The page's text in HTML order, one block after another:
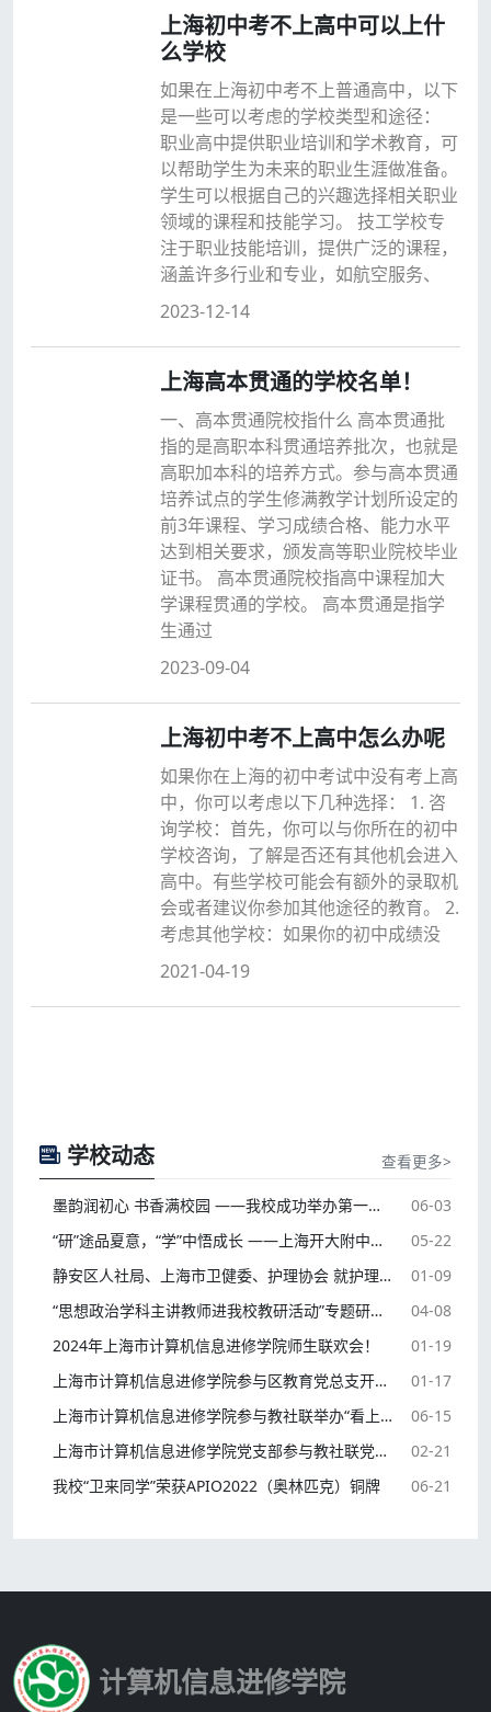
上海初中考不上高中可以上什
么学校
如果在上海初中考不上普通高中，以下
是一些可以考虑的学校类型和途径：
职业高中提供职业培训和学术教育，可
以帮助学生为未来的职业生涯做准备。
学生可以根据自己的兴趣选择相关职业
领域的课程和技能学习。 技工学校专
注于职业技能培训，提供广泛的课程，
涵盖许多行业和专业，如航空服务、
2023-12-14
上海高本贯通的学校名单！
一、高本贯通院校指什么 高本贯通批
指的是高职本科贯通培养批次，也就是
高职加本科的培养方式。参与高本贯通
培养试点的学生修满教学计划所设定的
前3年课程、学习成绩合格、能力水平
达到相关要求，颁发高等职业院校毕业
证书。 高本贯通院校指高中课程加大
学课程贯通的学校。 高本贯通是指学
生通过
2023-09-04
上海初中考不上高中怎么办呢
如果你在上海的初中考试中没有考上高
中，你可以考虑以下几种选择： 1. 咨
询学校：首先，你可以与你所在的初中
学校咨询，了解是否还有其他机会进入
高中。有些学校可能会有额外的录取机
会或者建议你参加其他途径的教育。 2.
考虑其他学校：如果你的初中成绩没
2021-04-19
学校动态 查看更多>
墨韵润初心 书香满校园 ——我校成功举办第一届书法大赛
06-03
“研”途品夏意，“学”中悟成长 ——上海开大附中计算机信息教学点研学活动
05-22
静安区人社局、上海市卫健委、护理协会 就护理相关项目合作对我校进行实地调研
01-09
“思想政治学科主讲教师进我校教研活动”专题研讨会
04-08
2024年上海市计算机信息进修学院师生联欢会！
01-19
上海市计算机信息进修学院参与区教育党总支开展联组学习交流会-暨党员民主评议生活会
01-17
上海市计算机信息进修学院参与教社联举办“看上海、品上海、爱上海”党建特色活动
06-15
上海市计算机信息进修学院党支部参与教社联党总支举办二十大精神宣讲会，并学习二十大精神-谱写发展新篇章
02-21
我校“卫来同学”荣获APIO2022（奥林匹克）铜牌
06-21
计算机信息进修学院